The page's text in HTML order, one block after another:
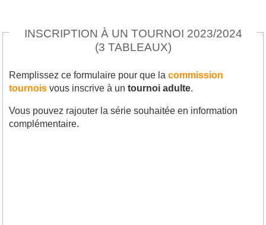
INSCRIPTION À UN TOURNOI 2023/2024
(3 TABLEAUX)
Remplissez ce formulaire pour que la commission
tournois vous inscrive à un tournoi adulte.
Vous pouvez rajouter la série souhaitée en information
complémentaire.